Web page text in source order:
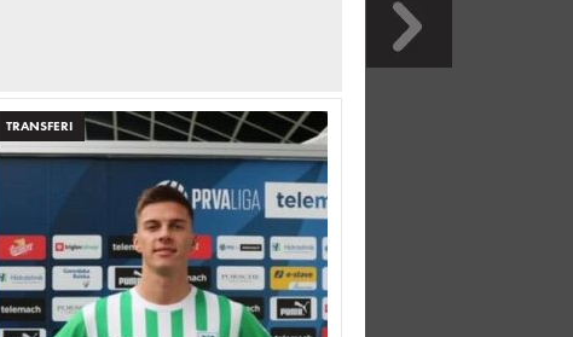
TRANSFERI